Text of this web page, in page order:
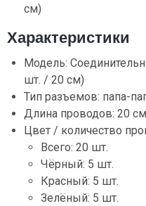
см)
Характеристики
Модель:
шт. / 20 см)
Тип разъемов: папа-
Длина проводов: 20 см
Цвет / количество
Всего: 20 шт.
Чёрный: 5 шт.
Красный: 5 шт.
Зелёный: 5 шт.